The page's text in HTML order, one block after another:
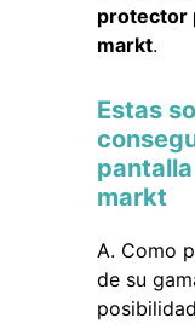
protector
markt.
Estas
markt
Como
de su